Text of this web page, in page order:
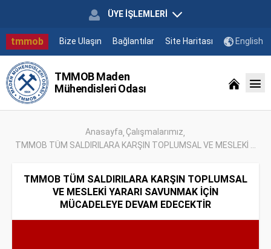
ÜYE İŞLEMLERİ
tmmob Bize Ulaşın Bağlantılar Site Haritası English
TMMOB Maden
Mühendisleri Odası
Anasayfa Çalışmalarımız
TMMOB TÜM SALDIRILARA KARŞIN TOPLUMSAL VE MESLEKİ ...
TMMOB TÜM SALDIRILARA KARŞIN TOPLUMSAL
VE MESLEKİ YARARI SAVUNMAK İÇİN
MÜCADELEYE DEVAM EDECEKTİR